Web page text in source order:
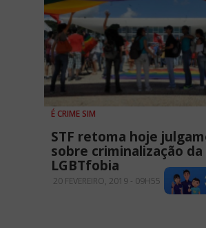
É CRIME SIM
STF retoma hoje
sobre criminalização da
LGBTfobia
20 FEVEREIRO, 2019 - 09H55